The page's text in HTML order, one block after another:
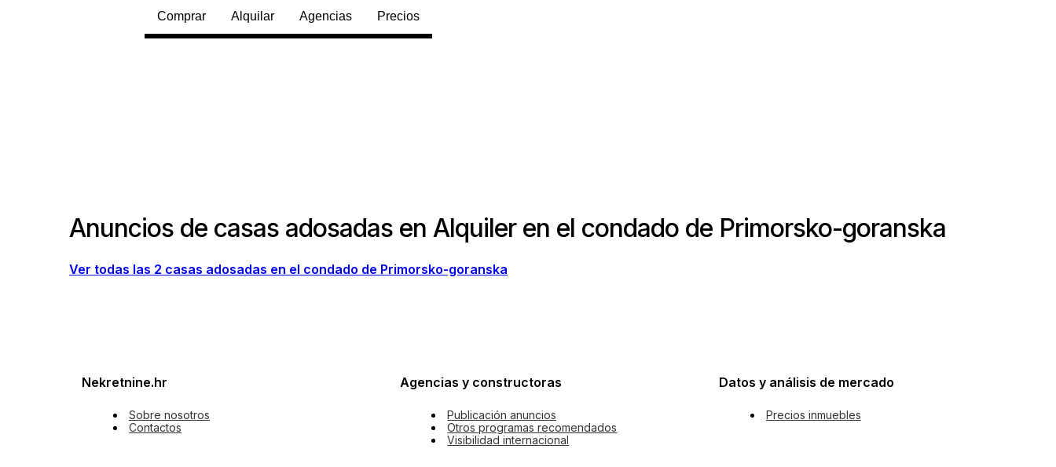
Comprar Alquilar Agencias Precios
Anuncios de casas adosadas en Alquiler en el condado de Primorsko-goranska
Ver todas las 2 casas adosadas en el condado de Primorsko-goranska
Nekretnine.hr
Sobre nosotros
Contactos
Agencias y constructoras
Publicación anuncios
Otros programas recomendados
Visibilidad internacional
Datos y análisis de mercado
Precios inmuebles